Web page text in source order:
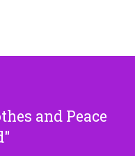
and Peace